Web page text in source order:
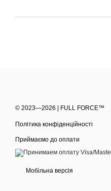
© 2023—2026 | FULL FORCE™
Політика конфіденційності
Приймаємо до оплати
Мобільна версія